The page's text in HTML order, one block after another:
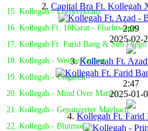
15. Kollegah - Lorbeerkranz
16. Kollegah Ft. 18Karat - Fluchtwagen
17. Kollegah Ft. Farid Bang & Sun
18. Kollegah - Weisse Tauben
19. Kollegah - Oligarch
20. Kollegah - Mind Over Matter
21. Kollegah - Gepanzerter Maybach
22. Kollegah - Blutmond
2. Capital Bra Ft. Kollegah
2:09
2025-02-
3.Kollegah Ft.
2:47
2025-01-
4. Kollegah Ft. Farid